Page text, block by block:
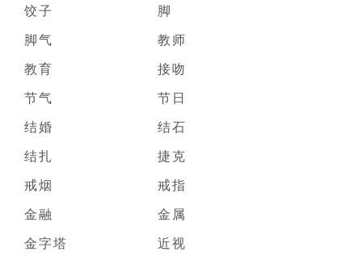
饺子
脚
脚气
教师
教育
接吻
节气
节日
结婚
结石
结扎
捷克
戒烟
戒指
金融
金属
金字塔
近视